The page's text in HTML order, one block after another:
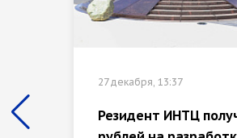
27 декабря, 13:37
Резидент ИНТЦ